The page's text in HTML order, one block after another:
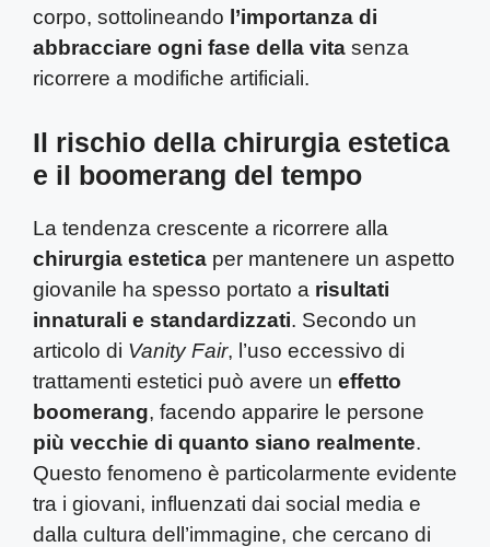
corpo, sottolineando l’importanza di
abbracciare ogni fase della vita senza
ricorrere a modifiche artificiali.
Il rischio della chirurgia estetica
e il boomerang del tempo
La tendenza crescente a ricorrere alla
chirurgia estetica per mantenere un aspetto
giovanile ha spesso portato a risultati
innaturali e standardizzati. Secondo un
articolo di Vanity Fair, l’uso eccessivo di
trattamenti estetici può avere un effetto
boomerang, facendo apparire le persone
più vecchie di quanto siano realmente.
Questo fenomeno è particolarmente evidente
tra i giovani, influenzati dai social media e
dalla cultura dell’immagine, che cercano di